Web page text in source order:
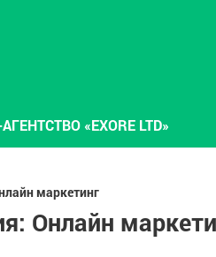
АГЕНТСТВО «EXORE LTD»
маркетинг
Онлайн